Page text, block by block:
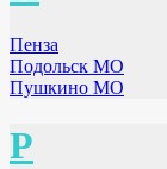
Пенза
Подольск МО
Пушкино МО
Р